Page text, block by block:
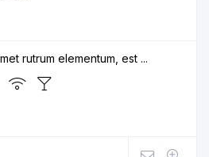
rutrum elementum, est ...